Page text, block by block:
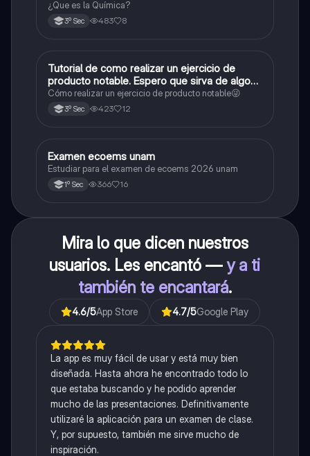
¿Que es la Química?
3º Sec 483 8
Matemáticas
Tutorial de como realizar un ejercicio de
producto notable. Espero que sirva de algo💕
😜
Cómo realizar un ejercicio de producto notable😜
3º Sec 423 12
Español
Examen ecoems unam
Estudiar para el examen de ecoems 2026 unam
1º Sec 366 16
Mira lo que dicen nuestros
usuarios. Les encantó —y a ti
también te encantará.
4.6/5App Store 4.7/5Google Play
La app es muy fácil de usar y está muy bien
diseñada. Hasta ahora he encontrado todo lo
que estaba buscando y he podido aprender
mucho de las presentaciones. Definitivamente
utilizaré la aplicación para un examen de clase.
Y, por supuesto, también me sirve mucho de
inspiración.